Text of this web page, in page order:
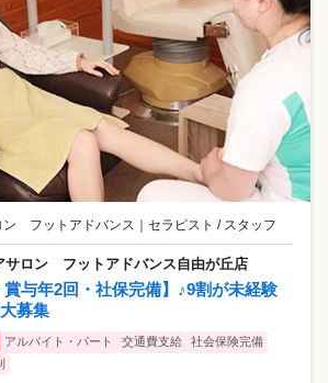
ン フットアドバンス ｜ セラピスト / スタッフ
サロン フットアドバンス自由が丘店
賞与年2回・社保完備】♪9割が未経験
大募集
アルバイト・パート 交通費支給
社会保険完備